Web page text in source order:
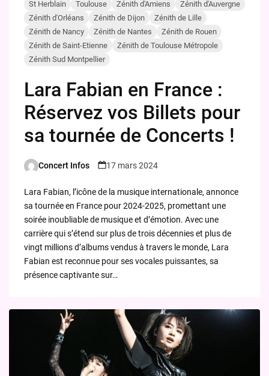
St Herblain
Toulouse Zénith d'Amiens
Zénith d'Auvergne
Zénith d'Orléans
Zénith de Dijon
Zénith de Lille
Zénith de Nancy
Zénith de Nantes
Zénith de Rouen
Zénith de Saint-Etienne
Zénith de Toulouse Métropole
Zénith Sud Montpellier
Lara Fabian en France :
Réservez vos Billets pour
sa tournée de Concerts !
Posted
Concert Infos 17 mars 2024
Lara Fabian, l’icône de la musique internationale, annonce
sa tournée en France pour 2024-2025, promettant une
soirée inoubliable de musique et d’émotion. Avec une
carrière qui s’étend sur plus de trois décennies et plus de
vingt millions d’albums vendus à travers le monde, Lara
Fabian est reconnue pour ses vocales puissantes, sa
présence captivante sur…